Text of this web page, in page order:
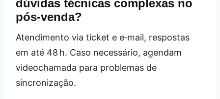
dúvidas técnicas complexas no
pós‑venda?
Atendimento via ticket e e‑mail, respostas
em até 48 h. Caso necessário, agendam
videochamada para problemas de
sincronização.